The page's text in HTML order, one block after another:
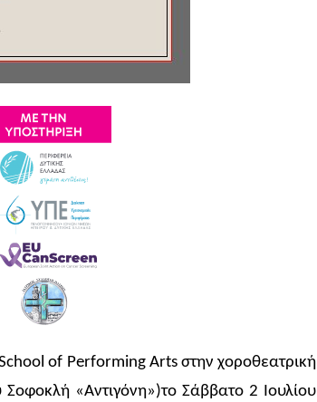
of Performing Arts στην χοροθεατρική
«Αντιγόνη»)το Σάββατο 2 Ιουλίου